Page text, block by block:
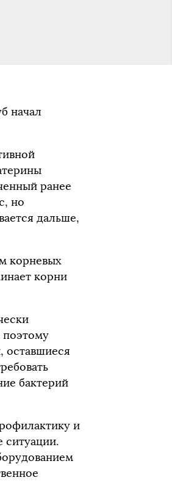
начал
ранее
но
дальше,
корневых
корни
оставшиеся
бактерий
и
ситуации.